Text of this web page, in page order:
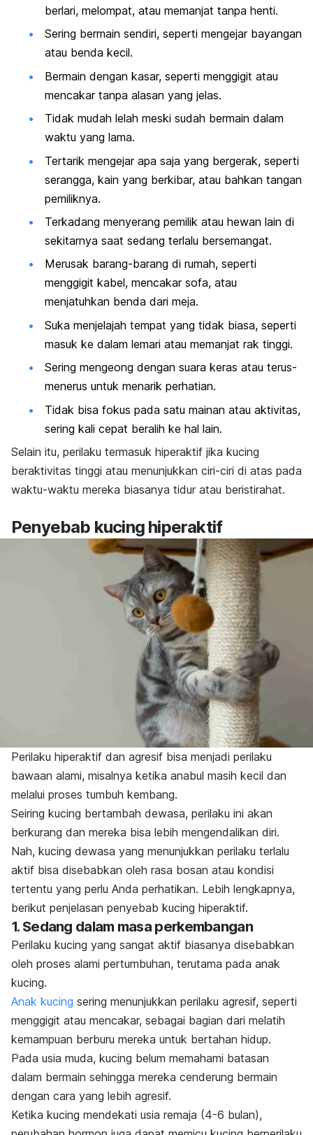
berlari, melompat, atau memanjat tanpa henti.
Sering bermain sendiri, seperti mengejar bayangan
atau benda kecil.
Bermain dengan kasar, seperti menggigit atau
mencakar tanpa alasan yang jelas.
Tidak mudah lelah meski sudah bermain dalam
waktu yang lama.
Tertarik mengejar apa saja yang bergerak, seperti
serangga, kain yang berkibar, atau bahkan tangan
pemiliknya.
Terkadang menyerang pemilik atau hewan lain di
sekitarnya saat sedang terlalu bersemangat.
Merusak barang-barang di rumah, seperti
menggigit kabel, mencakar sofa, atau
menjatuhkan benda dari meja.
Suka menjelajah tempat yang tidak biasa, seperti
masuk ke dalam lemari atau memanjat rak tinggi.
Sering mengeong dengan suara keras atau terus-
menerus untuk menarik perhatian.
Tidak bisa fokus pada satu mainan atau aktivitas,
sering kali cepat beralih ke hal lain.
Selain itu, perilaku termasuk hiperaktif jika kucing
beraktivitas tinggi atau menunjukkan ciri-ciri di atas pada
waktu-waktu mereka biasanya tidur atau beristirahat.
Penyebab kucing hiperaktif
Perilaku hiperaktif dan agresif bisa menjadi perilaku
bawaan alami, misalnya ketika anabul masih kecil dan
melalui proses tumbuh kembang.
Seiring kucing bertambah dewasa, perilaku ini akan
berkurang dan mereka bisa lebih mengendalikan diri.
Nah, kucing dewasa yang menunjukkan perilaku terlalu
aktif bisa disebabkan oleh rasa bosan atau kondisi
tertentu yang perlu Anda perhatikan. Lebih lengkapnya,
berikut penjelasan penyebab kucing hiperaktif.
1. Sedang dalam masa perkembangan
Perilaku kucing yang sangat aktif biasanya disebabkan
oleh proses alami pertumbuhan, terutama pada anak
kucing.
Anak kucing sering menunjukkan perilaku agresif, seperti
menggigit atau mencakar, sebagai bagian dari melatih
kemampuan berburu mereka untuk bertahan hidup.
Pada usia muda, kucing belum memahami batasan
dalam bermain sehingga mereka cenderung bermain
dengan cara yang lebih agresif.
Ketika kucing mendekati usia remaja (4-6 bulan),